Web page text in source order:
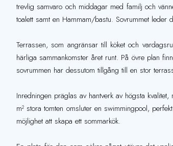
trevlig samvaro och middagar med familj och
toalett samt en Hammam/bastu. Sovrummet leder
Terrassen, som angränsar till köket och
härliga sammankomster året runt. På övre plan
sovrummen har dessutom tillgång till en stor
Inredningen präglas av hantverk av högsta
m² stora tomten omsluter en swimmingpool,
möjlighet att skapa ett sommarkök.